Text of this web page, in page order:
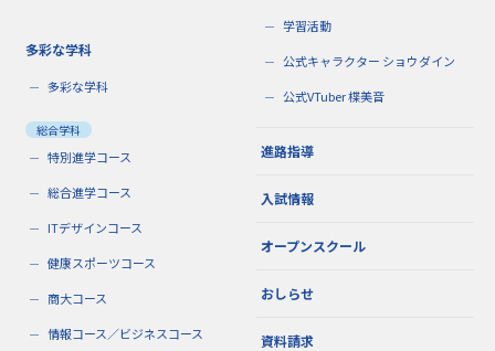
多彩な学科
多彩な学科
総合学科
特別進学コース
総合進学コース
ITデザインコース
健康スポーツコース
商大コース
情報コース／ビジネスコース
学習活動
公式キャラクター ショウダイン
公式VTuber 楪美音
進路指導
入試情報
オープンスクール
おしらせ
資料請求